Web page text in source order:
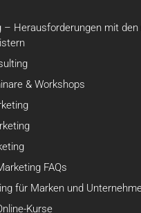
– Herausforderungen mit
& Workshops
FAQs
für Marken und
Kurse